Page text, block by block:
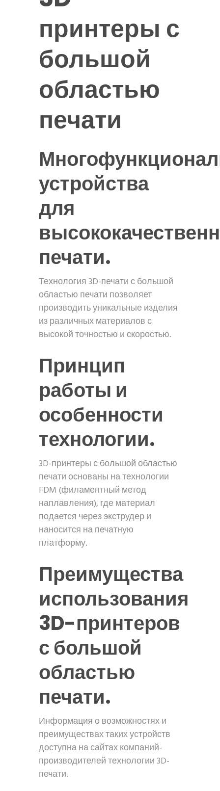
принтеры с
большой
областью
печати
устройства
для
печати.
Технология 3D-печати с большой
областью печати позволяет
производить уникальные изделия
из различных материалов с
высокой точностью и скоростью.
Принцип
работы и
особенности
технологии.
3D-принтеры с большой областью
печати основаны на технологии
FDM (филаментный метод
наплавления), где материал
подается через экструдер и
наносится на печатную
платформу.
Преимущества
использования
3D-принтеров
с большой
областью
печати.
Информация о возможностях и
преимуществах таких устройств
доступна на сайтах компаний-
производителей технологии 3D-
печати.